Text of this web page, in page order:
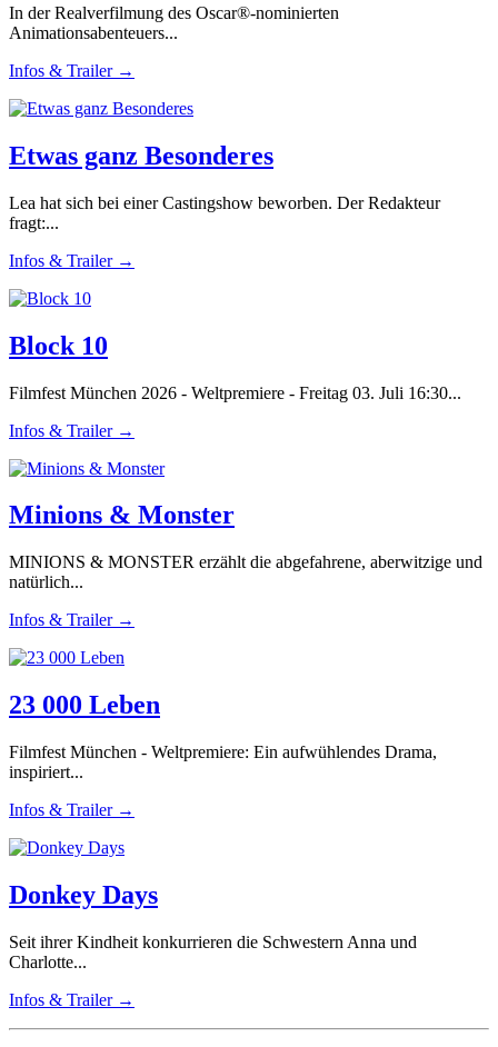
In der Realverfilmung des Oscar®-nominierten
Animationsabenteuers...
Infos & Trailer →
Etwas ganz Besonderes
Lea hat sich bei einer Castingshow beworben. Der Redakteur
fragt:...
Infos & Trailer →
Block 10
Filmfest München 2026 - Weltpremiere - Freitag 03. Juli 16:30...
Infos & Trailer →
Minions & Monster
MINIONS & MONSTER erzählt die abgefahrene, aberwitzige und
natürlich...
Infos & Trailer →
23 000 Leben
Filmfest München - Weltpremiere: Ein aufwühlendes Drama,
inspiriert...
Infos & Trailer →
Donkey Days
Seit ihrer Kindheit konkurrieren die Schwestern Anna und
Charlotte...
Infos & Trailer →